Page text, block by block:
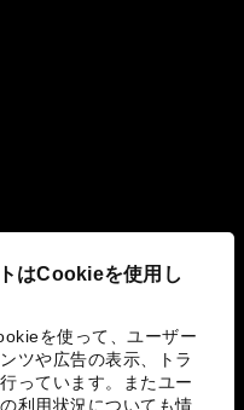
はCookieを使用し
を使って、ユーザー
ツや広告の表示、トラ
っています。またユー
利用状況についても情